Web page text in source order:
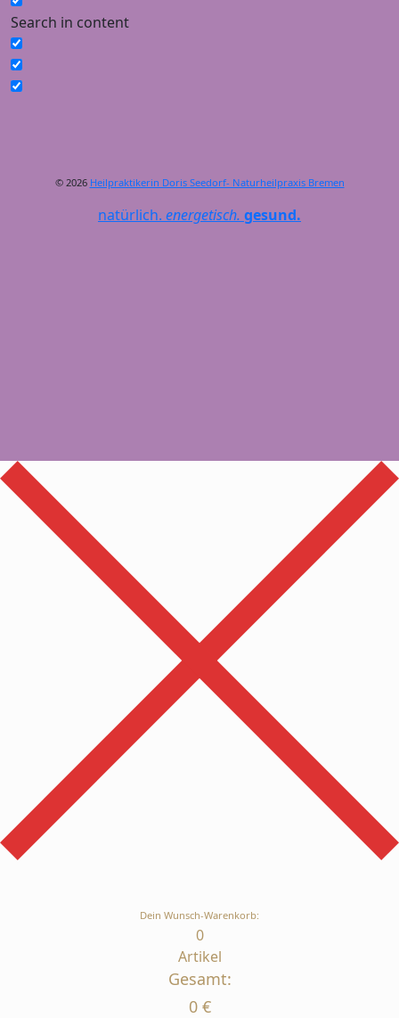
Search in content
© 2026 Heilpraktikerin Doris Seedorf- Naturheilpraxis Bremen
natürlich. energetisch. gesund.
Dein Wunsch-Warenkorb:
0
Artikel
Gesamt:
0 €